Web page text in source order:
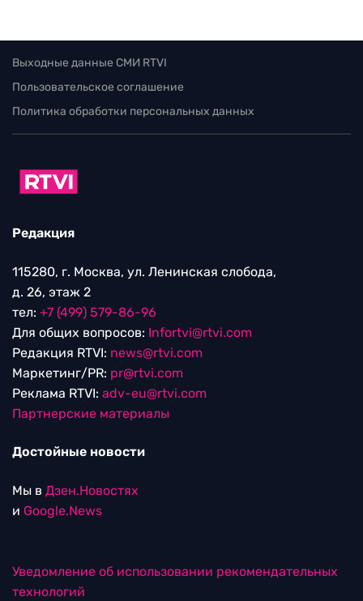
Выходные данные СМИ RTVI
Пользовательское соглашение
Политика обработки персональных данных
Редакция
115280, г. Москва, ул. Ленинская слобода,
д. 26, этаж 2
тел: +7 (499) 579-86-96
Для общих вопросов: Infortvi@rtvi.com
Редакция RTVI: news@rtvi.com
Маркетинг/PR: pr@rtvi.com
Реклама RTVI: adv-eu@rtvi.com
Партнерские материалы
Достойные новости
Мы в Дзен.Новостях
и Google.News
Уведомление об использовании рекомендательных
технологий